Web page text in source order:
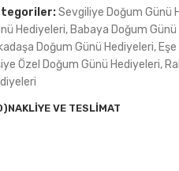
Sevgiliye Doğum Günü
Hediyeleri, Babaya Doğum
Doğum Günü Hediyeleri,
Özel Doğum Günü Hediyeleri,
NAKLIYE VE TESLIMAT